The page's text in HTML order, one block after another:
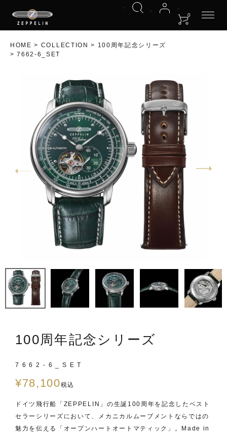
0
HOME COLLECTION
100周年記念シリーズ
7662-6_SET
100周年記念シリーズ
7662-6_SET
¥78,100税込
ドイツ飛行船「ZEPPELIN」の生誕100周年を記念したベスト
セラーシリーズにおいて、メカニカルムーブメントならではの
魅力を伝える「オープンハートオートマティック」。Made in